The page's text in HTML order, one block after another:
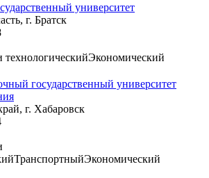
университет
г. Братск
технологическийЭкономический
государственный университет
г. Хабаровск
ТранспортныйЭкономический